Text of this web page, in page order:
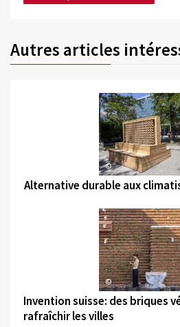
Autres articles
©
Alternative durable aux
©
Invention suisse: des briques
rafraîchir les villes